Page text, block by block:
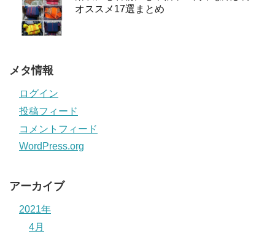
オススメ17選まとめ
メタ情報
ログイン
投稿フィード
コメントフィード
WordPress.org
アーカイブ
2021年
4月